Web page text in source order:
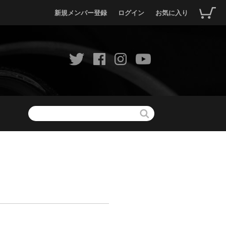
新規メンバー登録 ログイン お気に入り